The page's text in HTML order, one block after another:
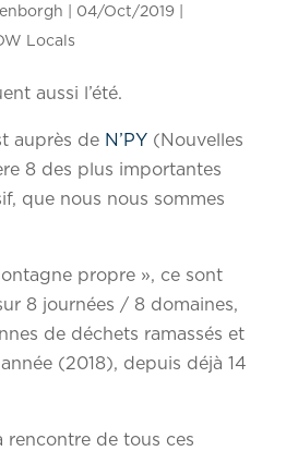
04/Oct/2019|
Locals
aussi l’été.
auprès de N’PY(Nouvelles
8 des plus importantes
que nous nous sommes
propre », ce sont
8 journées / 8 domaines,
de déchets ramassés et
(2018), depuis déjà 14
rencontre de tous ces